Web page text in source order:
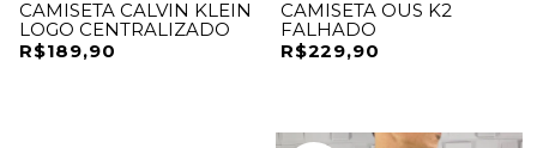
CAMISETA CALVIN KLEIN
LOGO CENTRALIZADO
R$189,90
CAMISETA OUS K2
FALHADO
R$229,90